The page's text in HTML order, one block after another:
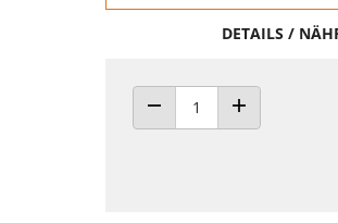
DETAILS /
ANZAHL VERRINGERNANZAHL ERHÖHEN